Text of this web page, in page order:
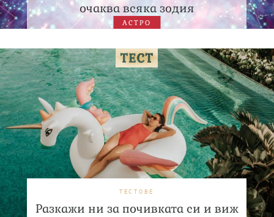
очаква всяка зодия
АСТРО
ТЕСТОВЕ
Разкажи ни за почивката си и виж